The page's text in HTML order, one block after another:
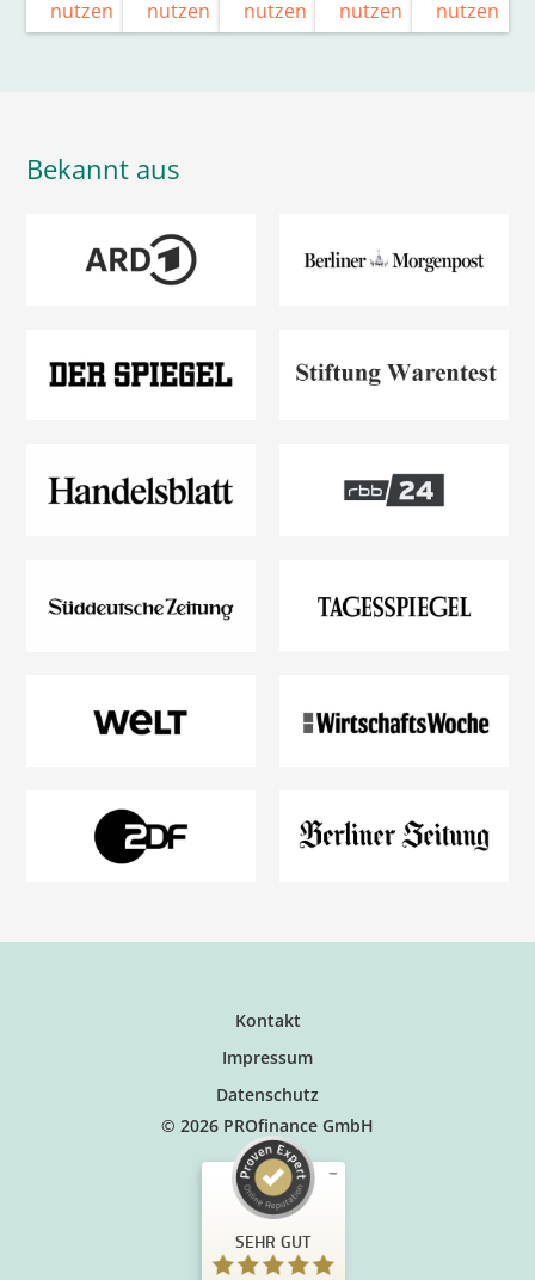
nutzen nutzen nutzen nutzen nutzen
Bekannt aus
Kontakt
Impressum
Datenschutz
© 2026 PROfinance GmbH
SEHR GUT